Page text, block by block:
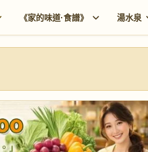
《家的味道·食譜》 湯水泉